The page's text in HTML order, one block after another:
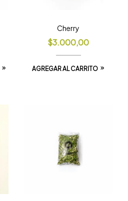
Cherry
$3.000,00
AGREGAR AL CARRITO